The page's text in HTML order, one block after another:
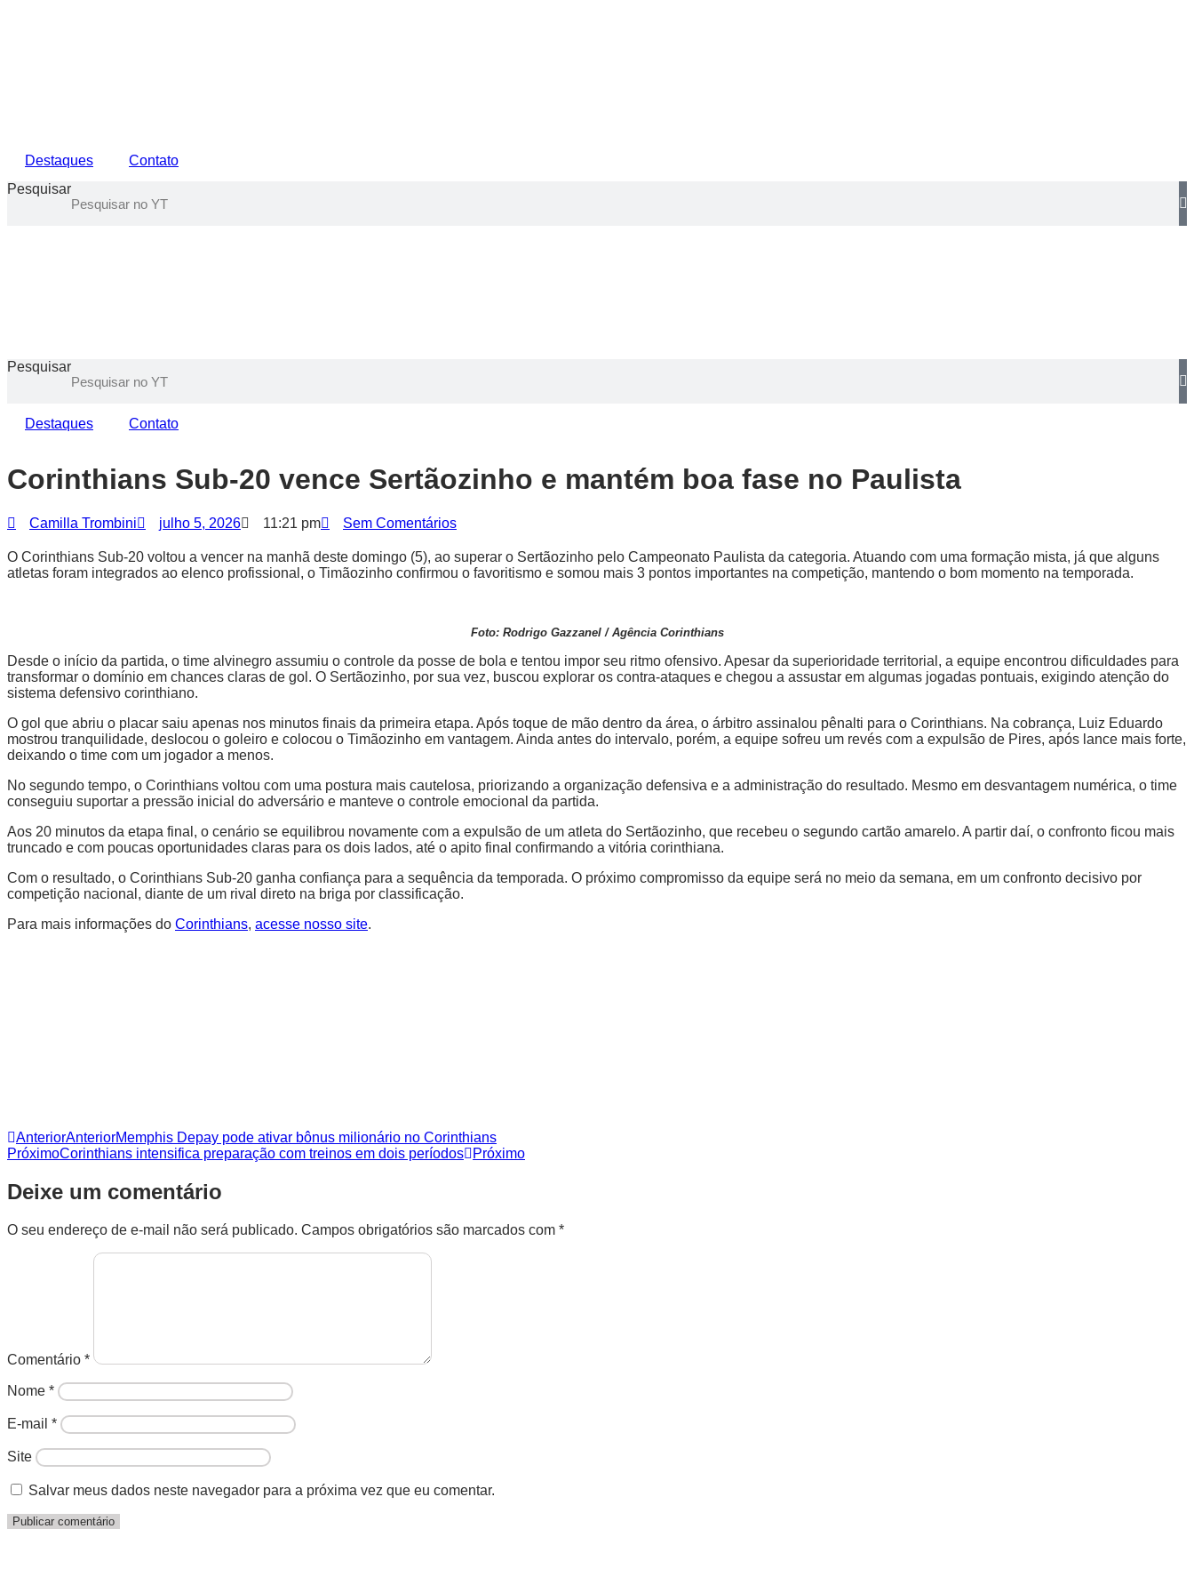
Destaques
Contato
Pesquisar
Pesquisar
Destaques Contato
Corinthians Sub-20 vence Sertãozinho e mantém boa fase no Paulista
Camilla Trombini julho 5, 2026 11:21 pm Sem Comentários
O Corinthians Sub-20 voltou a vencer na manhã deste domingo (5), ao superar o Sertãozinho pelo Campeonato Paulista da categoria. Atuando com uma formação mista, já que alguns
atletas foram integrados ao elenco profissional, o Timãozinho confirmou o favoritismo e somou mais 3 pontos importantes na competição, mantendo o bom momento na temporada.
Foto: Rodrigo Gazzanel / Agência Corinthians
Desde o início da partida, o time alvinegro assumiu o controle da posse de bola e tentou impor seu ritmo ofensivo. Apesar da superioridade territorial, a equipe encontrou dificuldades para
transformar o domínio em chances claras de gol. O Sertãozinho, por sua vez, buscou explorar os contra-ataques e chegou a assustar em algumas jogadas pontuais, exigindo atenção do
sistema defensivo corinthiano.
O gol que abriu o placar saiu apenas nos minutos finais da primeira etapa. Após toque de mão dentro da área, o árbitro assinalou pênalti para o Corinthians. Na cobrança, Luiz Eduardo
mostrou tranquilidade, deslocou o goleiro e colocou o Timãozinho em vantagem. Ainda antes do intervalo, porém, a equipe sofreu um revés com a expulsão de Pires, após lance mais forte,
deixando o time com um jogador a menos.
No segundo tempo, o Corinthians voltou com uma postura mais cautelosa, priorizando a organização defensiva e a administração do resultado. Mesmo em desvantagem numérica, o time
conseguiu suportar a pressão inicial do adversário e manteve o controle emocional da partida.
Aos 20 minutos da etapa final, o cenário se equilibrou novamente com a expulsão de um atleta do Sertãozinho, que recebeu o segundo cartão amarelo. A partir daí, o confronto ficou mais
truncado e com poucas oportunidades claras para os dois lados, até o apito final confirmando a vitória corinthiana.
Com o resultado, o Corinthians Sub-20 ganha confiança para a sequência da temporada. O próximo compromisso da equipe será no meio da semana, em um confronto decisivo por
competição nacional, diante de um rival direto na briga por classificação.
Para mais informações do Corinthians, acesse nosso site.
AnteriorAnteriorMemphis Depay pode ativar bônus milionário no Corinthians
PróximoCorinthians intensifica preparação com treinos em dois períodos Próximo
Deixe um comentário
O seu endereço de e-mail não será publicado. Campos obrigatórios são marcados com *
Comentário *
Nome *
E-mail *
Site
Salvar meus dados neste navegador para a próxima vez que eu comentar.